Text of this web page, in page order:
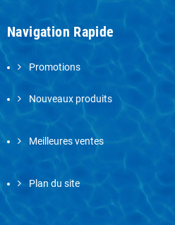
Navigation Rapide
Promotions
Nouveaux produits
Meilleures ventes
Plan du site